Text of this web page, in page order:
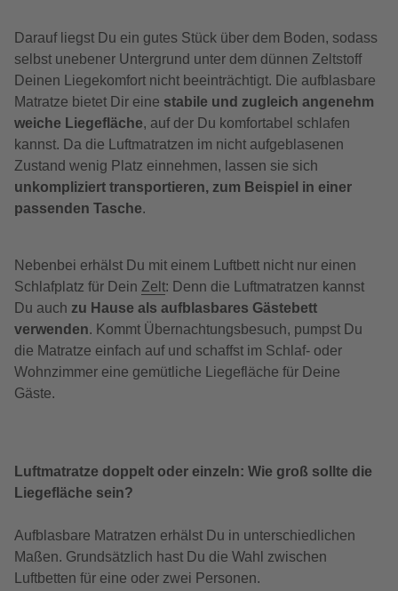
Darauf liegst Du ein gutes Stück über dem Boden, sodass
selbst unebener Untergrund unter dem dünnen Zeltstoff
Deinen Liegekomfort nicht beeinträchtigt. Die aufblasbare
Matratze bietet Dir eine stabile und zugleich angenehm
weiche Liegefläche, auf der Du komfortabel schlafen
kannst. Da die Luftmatratzen im nicht aufgeblasenen
Zustand wenig Platz einnehmen, lassen sie sich
unkompliziert transportieren, zum Beispiel in einer
passenden Tasche.
Nebenbei erhälst Du mit einem Luftbett nicht nur einen
Schlafplatz für Dein Zelt: Denn die Luftmatratzen kannst
Du auch zu Hause als aufblasbares Gästebett
verwenden. Kommt Übernachtungsbesuch, pumpst Du
die Matratze einfach auf und schaffst im Schlaf- oder
Wohnzimmer eine gemütliche Liegefläche für Deine
Gäste.
Luftmatratze doppelt oder einzeln: Wie groß sollte die
Liegefläche sein?
Aufblasbare Matratzen erhälst Du in unterschiedlichen
Maßen. Grundsätzlich hast Du die Wahl zwischen
Luftbetten für eine oder zwei Personen.